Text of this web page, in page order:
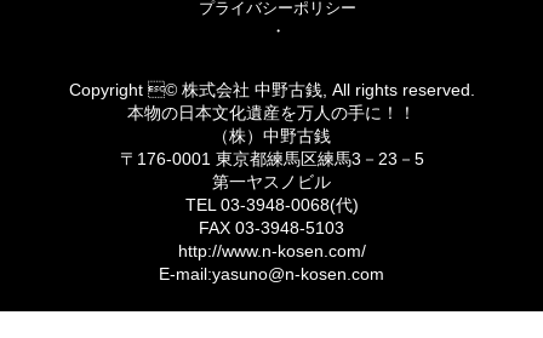
プライバシーポリシー
・
Copyright © 株式会社 中野古銭, All rights reserved.
本物の日本文化遺産を万人の手に！！
（株）中野古銭
〒176-0001 東京都練馬区練馬3－23－5
第一ヤスノビル
TEL 03-3948-0068(代)
FAX 03-3948-5103
http://www.n-kosen.com/
E-mail:yasuno@n-kosen.com